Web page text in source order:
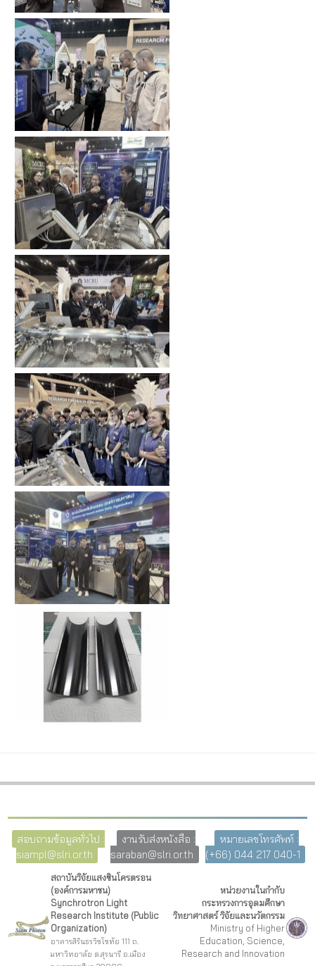
สอบถามข้อมูลทั่วไป :
siampl@slri.or.th
งานรับส่งหนังสือ :
saraban@slri.or.th
หมายเลขโทรศัพท์ :
(+66) 044 217 040-1
สถาบันวิจัยแสงซินโครตรอน
(องค์การมหาชน)
Synchrotron Light
Research Institute (Public
Organization)
อาคารสิรินธรวิชโชทัย 111 ถ.
มหาวิทยาลัย ต.สุรนารี อ.เมือง
หน่วยงานในกำกับ
กระทรวงการอุดมศึกษา
วิทยาศาสตร์ วิจัยและนวัตกรรม
Ministry of Higher
Education, Science,
Research and Innovation